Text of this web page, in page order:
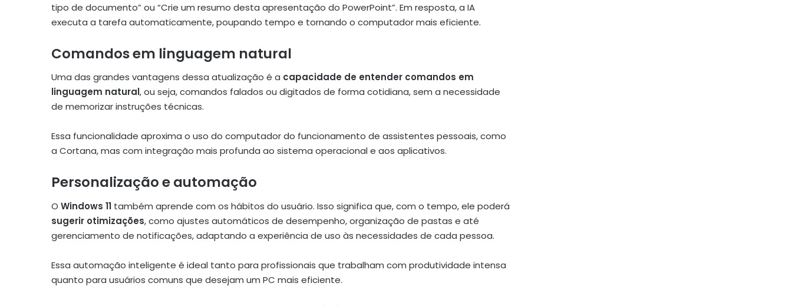
tipo de documento” ou “Crie um resumo desta apresentação do PowerPoint”. Em resposta, a IA
executa a tarefa automaticamente, poupando tempo e tornando o computador mais eficiente.
Comandos em linguagem natural
Uma das grandes vantagens dessa atualização é a capacidade de entender comandos em
linguagem natural, ou seja, comandos falados ou digitados de forma cotidiana, sem a necessidade
de memorizar instruções técnicas.
Essa funcionalidade aproxima o uso do computador do funcionamento de assistentes pessoais, como
a Cortana, mas com integração mais profunda ao sistema operacional e aos aplicativos.
Personalização e automação
O Windows 11 também aprende com os hábitos do usuário. Isso significa que, com o tempo, ele poderá
sugerir otimizações, como ajustes automáticos de desempenho, organização de pastas e até
gerenciamento de notificações, adaptando a experiência de uso às necessidades de cada pessoa.
Essa automação inteligente é ideal tanto para profissionais que trabalham com produtividade intensa
quanto para usuários comuns que desejam um PC mais eficiente.